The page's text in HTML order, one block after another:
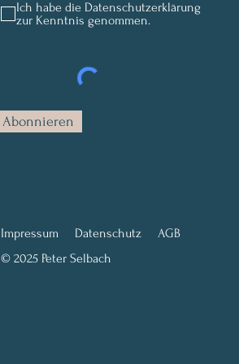
Ich habe die Datenschutzerklärung
zur Kenntnis genommen.
Abonnieren
Impressum Datenschutz
AGB
© 2025 Peter Selbach